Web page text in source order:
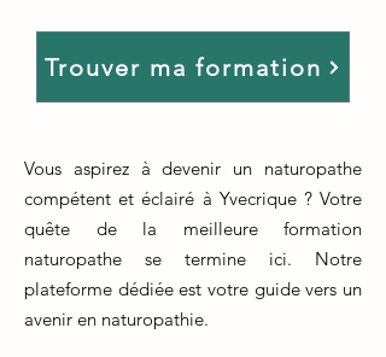
Trouver ma formation
Vous aspirez à devenir un naturopathe
compétent et éclairé à Yvecrique ? Votre
quête de la meilleure formation
naturopathe se termine ici. Notre
plateforme dédiée est votre guide vers un
avenir en naturopathie.